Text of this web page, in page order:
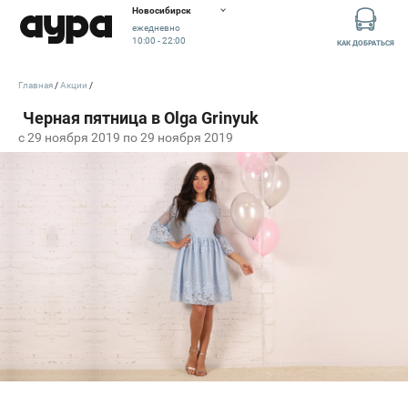
Новосибирск
ежедневно
10:00 - 22:00
КАК ДОБРАТЬСЯ
c 29 ноября 2019 по 29 ноября 2019
Главная Акции